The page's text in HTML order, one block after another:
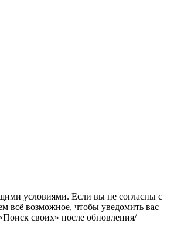
условиями. Если вы не согласны с
всё возможное, чтобы уведомить вас
своих» после обновления/